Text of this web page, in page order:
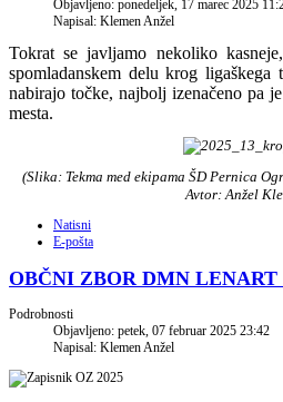
Objavljeno: ponedeljek, 17 marec 2025
Napisal: Klemen Anžel
Tokrat se javljamo nekoliko
spomladanskem delukrog ligaškega
nabirajo točke, najbolj izenačeno pa
mesta.
(Slika: Tekma med ekipama ŠD Pernica
Avtor: Anžel
Natisni
E-pošta
OBČNI ZBOR DMN LENART
Podrobnosti
Objavljeno: petek, 07 februar 2025 23:42
Napisal: Klemen Anžel